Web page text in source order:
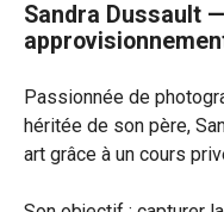
Sandra Dussault —
Passionnée de
héritée de son père,
art grâce à un cours